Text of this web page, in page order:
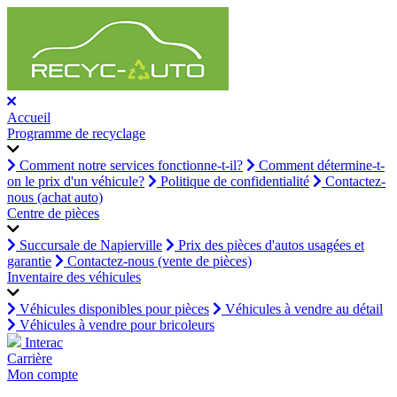
Accueil
Programme de recyclage
Comment notre services fonctionne-t-il?
Comment détermine-t-
on le prix d'un véhicule?
Politique de confidentialité
Contactez-
nous (achat auto)
Centre de pièces
Succursale de Napierville
Prix des pièces d'autos usagées et
garantie
Contactez-nous (vente de pièces)
Inventaire des véhicules
Véhicules disponibles pour pièces
Véhicules à vendre au détail
Véhicules à vendre pour bricoleurs
Interac
Carrière
Mon compte